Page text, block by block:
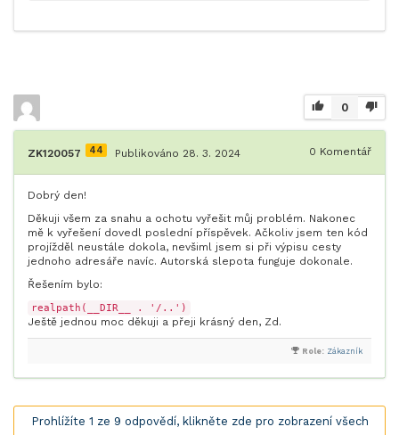
0
ZK120057 44 Publikováno 28. 3. 2024 0 Komentář
Dobrý den!
Děkuji všem za snahu a ochotu vyřešit můj problém. Nakonec
mě k vyřešení dovedl poslední příspěvek. Ačkoliv jsem ten kód
projížděl neustále dokola, nevšiml jsem si při výpisu cesty
jednoho adresáře navíc. Autorská slepota funguje dokonale.
Řešením bylo:
realpath(__DIR__ . '/..')
Ještě jednou moc děkuji a přeji krásný den, Zd.
Role: Zákazník
Prohlížíte 1 ze 9 odpovědí, klikněte zde pro zobrazení všech